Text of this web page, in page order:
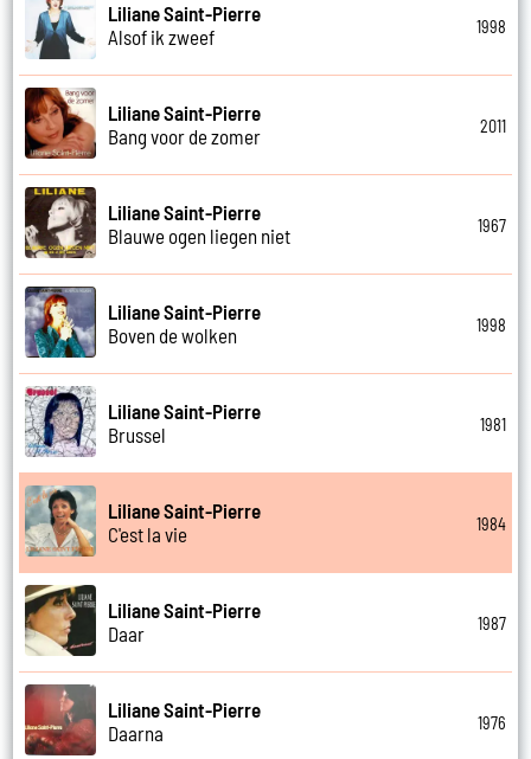
Liliane Saint-Pierre
Alsof ik zweef
1998
Liliane Saint-Pierre
Bang voor de zomer
2011
Liliane Saint-Pierre
Blauwe ogen liegen niet
1967
Liliane Saint-Pierre
Boven de wolken
1998
Liliane Saint-Pierre
Brussel
1981
Liliane Saint-Pierre
C'est la vie
1984
Liliane Saint-Pierre
Daar
1987
Liliane Saint-Pierre
Daarna
1976